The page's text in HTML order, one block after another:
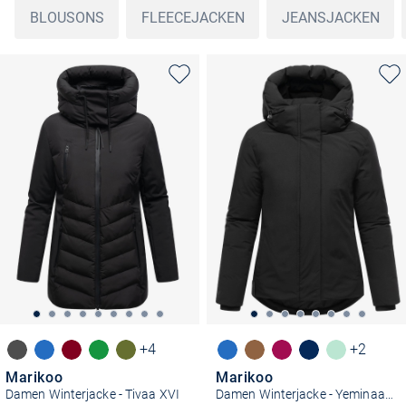
BLOUSONS FLEECEJACKEN JEANSJACKEN
+4
Marikoo
Damen Winterjacke - Tivaa XVI
+2
Marikoo